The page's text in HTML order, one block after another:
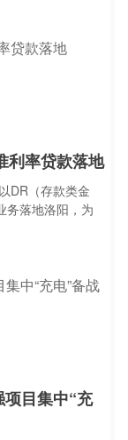
利率贷款落地
DR（存款类金
务落地洛阳，为
目集中“充